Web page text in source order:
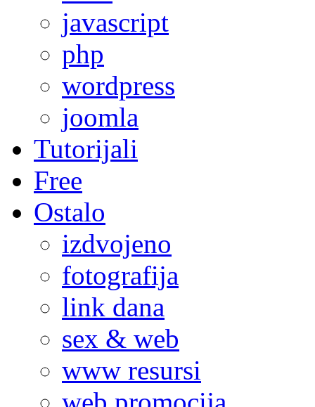
javascript
php
wordpress
joomla
Tutorijali
Free
Ostalo
izdvojeno
fotografija
link dana
sex & web
www resursi